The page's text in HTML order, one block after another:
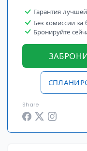
Гарантия
Без комиссии
Бронируйте
Share